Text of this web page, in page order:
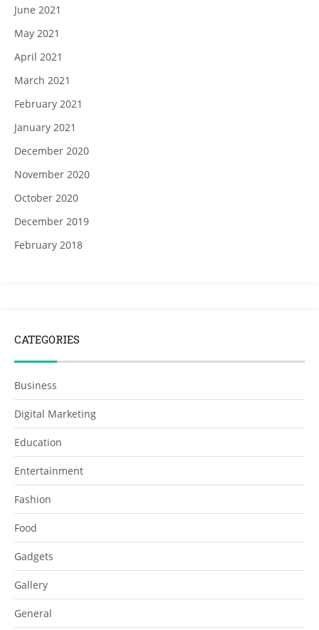
June 2021
May 2021
April 2021
March 2021
February 2021
January 2021
December 2020
November 2020
October 2020
December 2019
February 2018
CATEGORIES
Business
Digital Marketing
Education
Entertainment
Fashion
Food
Gadgets
Gallery
General